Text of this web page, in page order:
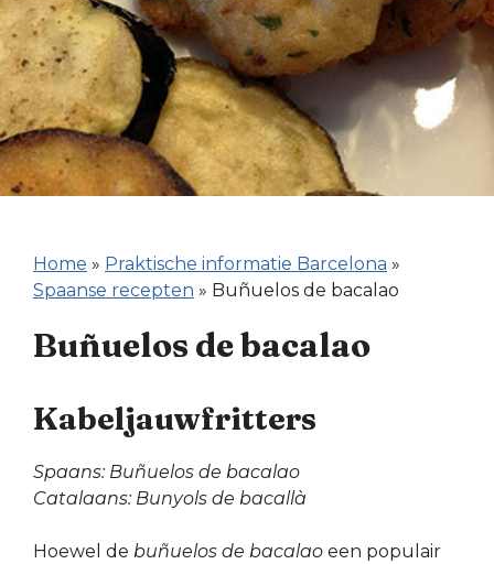
Home » Praktische informatie Barcelona »
Spaanse recepten » Buñuelos de bacalao
Buñuelos de bacalao
Kabeljauwfritters
Spaans: Buñuelos de bacalao
Catalaans: Bunyols de bacallà
Hoewel de buñuelos de bacalao een populair